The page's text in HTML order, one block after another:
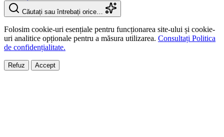
Căutați sau întrebați orice…
Folosim cookie-uri esențiale pentru funcționarea site-ului și cookie-
uri analitice opționale pentru a măsura utilizarea. Consultați Politica
de confidențialitate.
Refuz Accept